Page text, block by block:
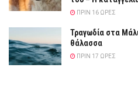
ΠΡΙΝ 16 ΏΡΕΣ
Τραγωδία στα
θάλασσα
ΠΡΙΝ 17 ΏΡΕΣ